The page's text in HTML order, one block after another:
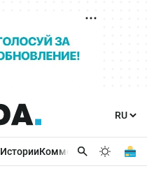
ИсторииКомментарииБизнес